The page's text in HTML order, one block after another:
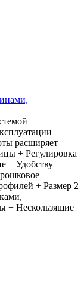
расширяет
+ Регулировка
+ Удобству
+ Размер 2
+ Нескользящие